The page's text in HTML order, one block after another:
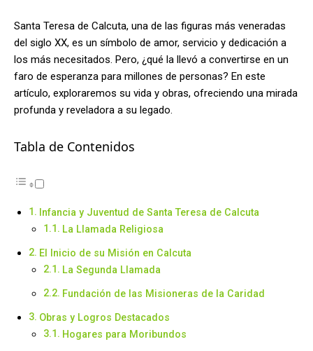
Santa Teresa de Calcuta, una de las figuras más veneradas
del siglo XX, es un símbolo de amor, servicio y dedicación a
los más necesitados. Pero, ¿qué la llevó a convertirse en un
faro de esperanza para millones de personas? En este
artículo, exploraremos su vida y obras, ofreciendo una mirada
profunda y reveladora a su legado.
Tabla de Contenidos
Infancia y Juventud de Santa Teresa de Calcuta
La Llamada Religiosa
El Inicio de su Misión en Calcuta
La Segunda Llamada
Fundación de las Misioneras de la Caridad
Obras y Logros Destacados
Hogares para Moribundos